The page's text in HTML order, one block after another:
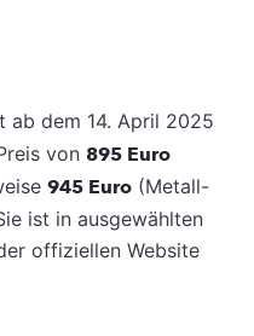
ab dem 14. April 2025
von 895 Euro
945 Euro (Metall-
ist in ausgewählten
offiziellen Website